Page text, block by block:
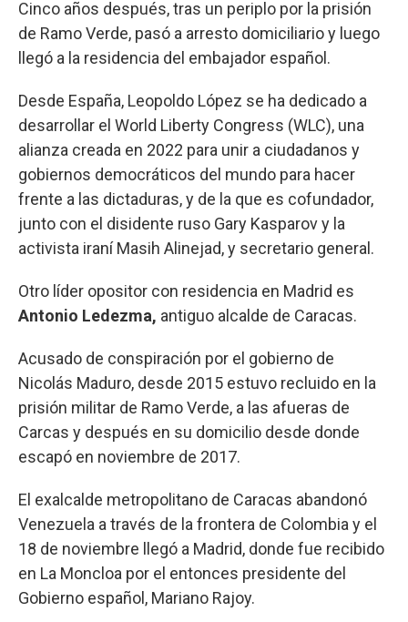
Cinco años después, tras un periplo por la prisión
de Ramo Verde, pasó a arresto domiciliario y luego
llegó a la residencia del embajador español.
Desde España, Leopoldo López se ha dedicado a
desarrollar el World Liberty Congress (WLC), una
alianza creada en 2022 para unir a ciudadanos y
gobiernos democráticos del mundo para hacer
frente a las dictaduras, y de la que es cofundador,
junto con el disidente ruso Gary Kasparov y la
activista iraní Masih Alinejad, y secretario general.
Otro líder opositor con residencia en Madrid es
Antonio Ledezma, antiguo alcalde de Caracas.
Acusado de conspiración por el gobierno de
Nicolás Maduro, desde 2015 estuvo recluido en la
prisión militar de Ramo Verde, a las afueras de
Carcas y después en su domicilio desde donde
escapó en noviembre de 2017.
El exalcalde metropolitano de Caracas abandonó
Venezuela a través de la frontera de Colombia y el
18 de noviembre llegó a Madrid, donde fue recibido
en La Moncloa por el entonces presidente del
Gobierno español, Mariano Rajoy.